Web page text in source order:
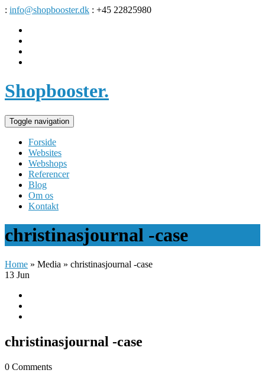
: info@shopbooster.dk : +45 22825980
Shopbooster.
Toggle navigation
Forside
Websites
Webshops
Referencer
Blog
Om os
Kontakt
christinasjournal -case
Home » Media » christinasjournal -case
13 Jun
christinasjournal -case
0 Comments